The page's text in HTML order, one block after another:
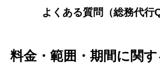
よくある質問（総務代行
料金・範囲・期間に関